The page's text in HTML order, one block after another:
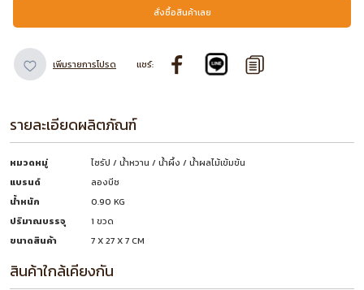
สั่งซื้อสินค้าเลย
เพิ่มรายการโปรด แชร์:
รายละเอียดผลิตภัณฑ์
หมวดหมู่
ไซรัป / น้ำหวาน / น้ำผึ้ง / น้ำผลไม้เข้มข้น
แบรนด์
ลองบีช
น้ำหนัก
0.90 KG
ปริมาณบรรจุ
1 ขวด
ขนาดสินค้า
7 X 27 X 7 CM
สินค้าใกล้เคียงกัน